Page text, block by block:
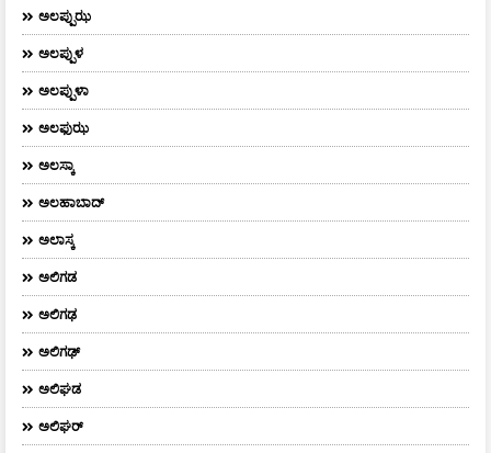
ಅಲಪ್ಪುಝ
ಅಲಪ್ಪುಳ
ಅಲಪ್ಪುಳಾ
ಅಲಫುಝ
ಅಲಸ್ಕಾ
ಅಲಹಾಬಾದ್
ಅಲಾಸ್ಕ
ಅಲಿಗಡ
ಅಲಿಗಢ
ಅಲಿಗಢ್
ಅಲಿಘಡ
ಅಲಿಘರ್